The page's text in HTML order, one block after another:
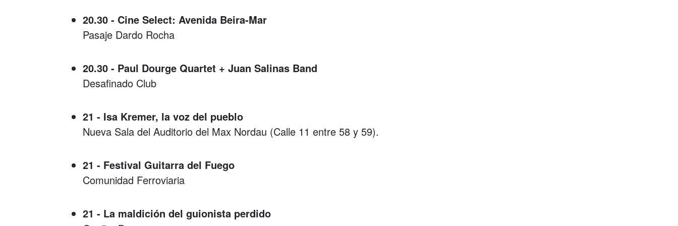
20.30 - Cine Select: Avenida Beira-Mar
Pasaje Dardo Rocha
20.30 - Paul Dourge Quartet + Juan Salinas Band
Desafinado Club
21 - Isa Kremer, la voz del pueblo
Nueva Sala del Auditorio del Max Nordau (Calle 11 entre 58 y 59).
21 - Festival Guitarra del Fuego
Comunidad Ferroviaria
21 - La maldición del guionista perdido